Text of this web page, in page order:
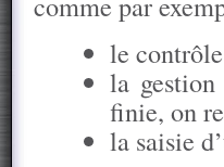
le
la
finie, on
la saisie